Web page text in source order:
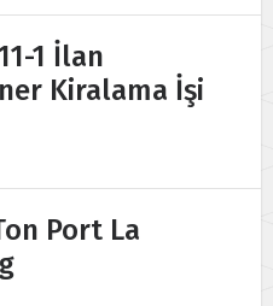
1 İlan
Kiralama İşi
Port La